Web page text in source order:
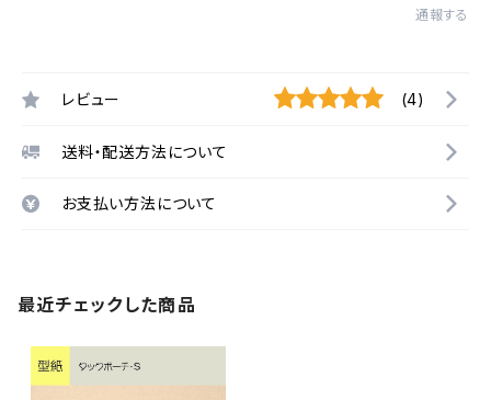
通報する
レビュー (4)
送料・配送方法について
お支払い方法について
最近チェックした商品